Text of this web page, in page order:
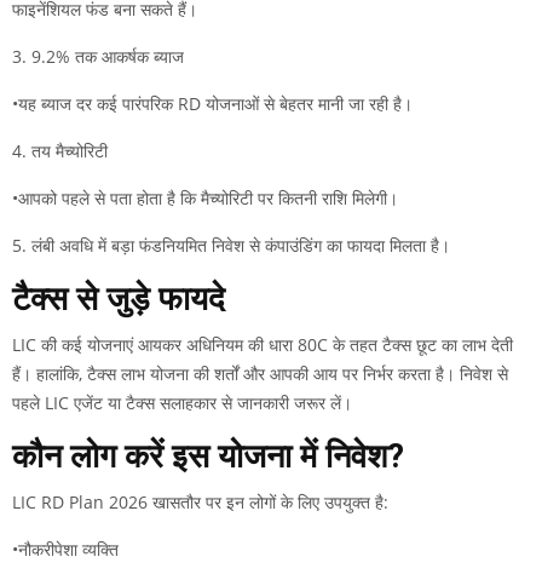
फाइनेंशियल फंड बना सकते हैं।
3. 9.2% तक आकर्षक ब्याज
•यह ब्याज दर कई पारंपरिक RD योजनाओं से बेहतर मानी जा रही है।
4. तय मैच्योरिटी
•आपको पहले से पता होता है कि मैच्योरिटी पर कितनी राशि मिलेगी।
5. लंबी अवधि में बड़ा फंडनियमित निवेश से कंपाउंडिंग का फायदा मिलता है।
टैक्स से जुड़े फायदे
LIC की कई योजनाएं आयकर अधिनियम की धारा 80C के तहत टैक्स छूट का लाभ देती
हैं। हालांकि, टैक्स लाभ योजना की शर्तों और आपकी आय पर निर्भर करता है। निवेश से
पहले LIC एजेंट या टैक्स सलाहकार से जानकारी जरूर लें।
कौन लोग करें इस योजना में निवेश?
LIC RD Plan 2026 खासतौर पर इन लोगों के लिए उपयुक्त है:
•नौकरीपेशा व्यक्ति